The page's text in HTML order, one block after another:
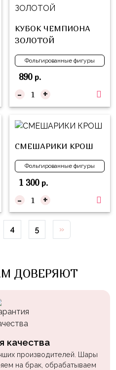
КУБОК ЧЕМПИОНА
ЗОЛОТОЙ
Фольгированные фигуры
890р.
- +
СМЕШАРИКИ КРОШ
Фольгированные фигуры
1 300р.
- +
4 5 »
ДОВЕРЯЮТ
качества
производителей. Шары
на брак, обрабатываем